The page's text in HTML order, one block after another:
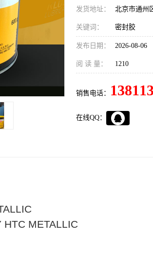
发货地址： 北京市通州
关键词： 密封胶
发布日期： 2026-08-06
阅 读 量： 1210
销售电话：
在线QQ：
HTC METALLIC
NLGI